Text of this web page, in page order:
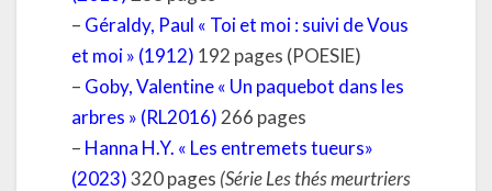
– Géraldy, Paul « Toi et moi : suivi de Vous
et moi » (1912) 192 pages (POESIE)
– Goby, Valentine « Un paquebot dans les
arbres » (RL2016) 266 pages
– Hanna H.Y. « Les entremets tueurs»
(2023)320 pages (Série Les thés meurtriers